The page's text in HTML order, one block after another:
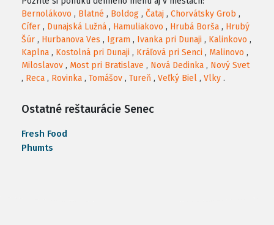
Bernolákovo , Blatné , Boldog , Čataj , Chorvátsky Grob ,
Cífer , Dunajská Lužná , Hamuliakovo , Hrubá Borša , Hrubý
Šúr , Hurbanova Ves , Igram , Ivanka pri Dunaji , Kalinkovo ,
Kaplna , Kostolná pri Dunaji , Kráľová pri Senci , Malinovo ,
Miloslavov , Most pri Bratislave , Nová Dedinka , Nový Svet
, Reca , Rovinka , Tomášov , Tureň , Veľký Biel , Vlky .
Ostatné reštaurácie Senec
Fresh Food
Phumts